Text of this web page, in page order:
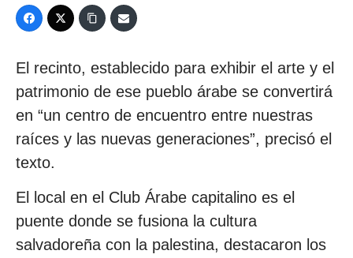
El recinto, establecido para exhibir el arte y el
patrimonio de ese pueblo árabe se convertirá
en “un centro de encuentro entre nuestras
raíces y las nuevas generaciones”, precisó el
texto.
El local en el Club Árabe capitalino es el
puente donde se fusiona la cultura
salvadoreña con la palestina, destacaron los